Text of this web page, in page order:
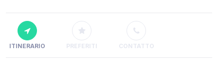
ITINERARIO PREFERITI CONTATTO